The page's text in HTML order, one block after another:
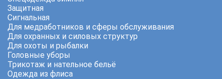
Защитная
Сигнальная
Для медработников и сферы обслуживания
Для охранных и силовых структур
Для охоты и рыбалки
Головные уборы
Трикотаж и нательное бельё
Одежда из флиса